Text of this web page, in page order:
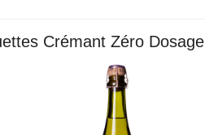
Crémant Zéro Dosage